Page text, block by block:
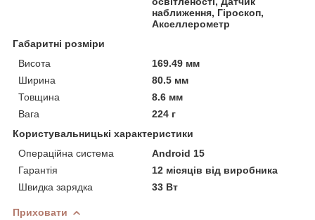
наближення, Гіроскоп,
Акселлерометр
Габаритні розміри
Висота
169.49 мм
Ширина
80.5 мм
Товщина
8.6 мм
Вага
224 г
Користувальницькі характеристики
Операційна система
Android 15
Гарантія
12 місяців від виробника
Швидка зарядка
33 Вт
Приховати